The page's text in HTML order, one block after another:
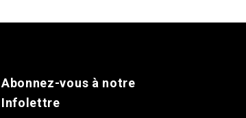
Abonnez-vous à notre
Infolettre